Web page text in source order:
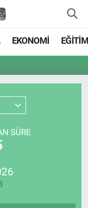
EKONOMİ
SÜRE